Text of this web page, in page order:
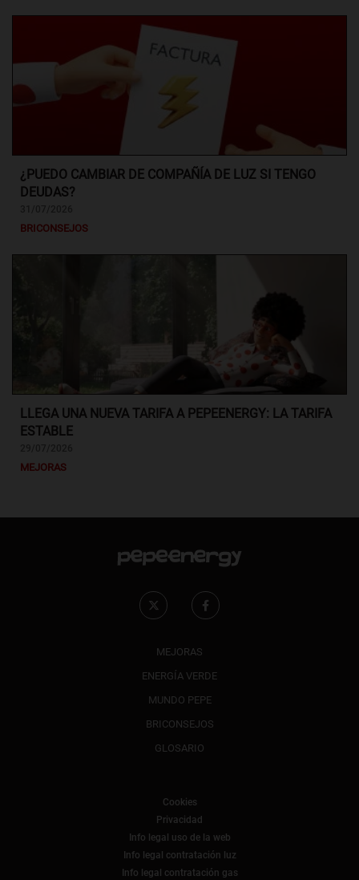
¿PUEDO CAMBIAR DE COMPAÑÍA DE LUZ SI TENGO
DEUDAS?
BRICONSEJOS
LLEGA UNA NUEVA TARIFA A PEPEENERGY: LA TARIFA
ESTABLE
MEJORAS
MEJORAS
ENERGÍA VERDE
MUNDO PEPE
BRICONSEJOS
GLOSARIO
Cookies
Privacidad
Info legal uso de la web
Info legal contratación luz
Info legal contratación gas